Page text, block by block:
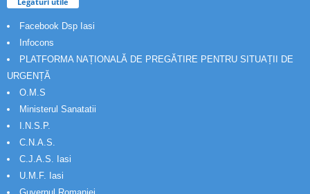
Facebook Dsp Iasi
Infocons
PLATFORMA NAȚIONALĂ DE PREGĂTIRE PENTRU SITUAȚII DE
URGENȚĂ
O.M.S
Ministerul Sanatatii
I.N.S.P.
C.N.A.S.
C.J.A.S. Iasi
U.M.F. Iasi